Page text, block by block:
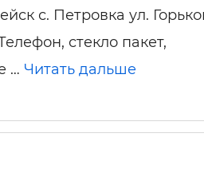
с. Петровка ул.
стекло пакет,
… Читать дальше